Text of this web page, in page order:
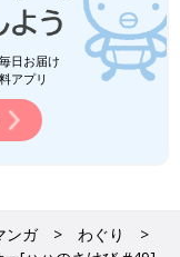
日お届け
アプリ
ンガ
わぐり